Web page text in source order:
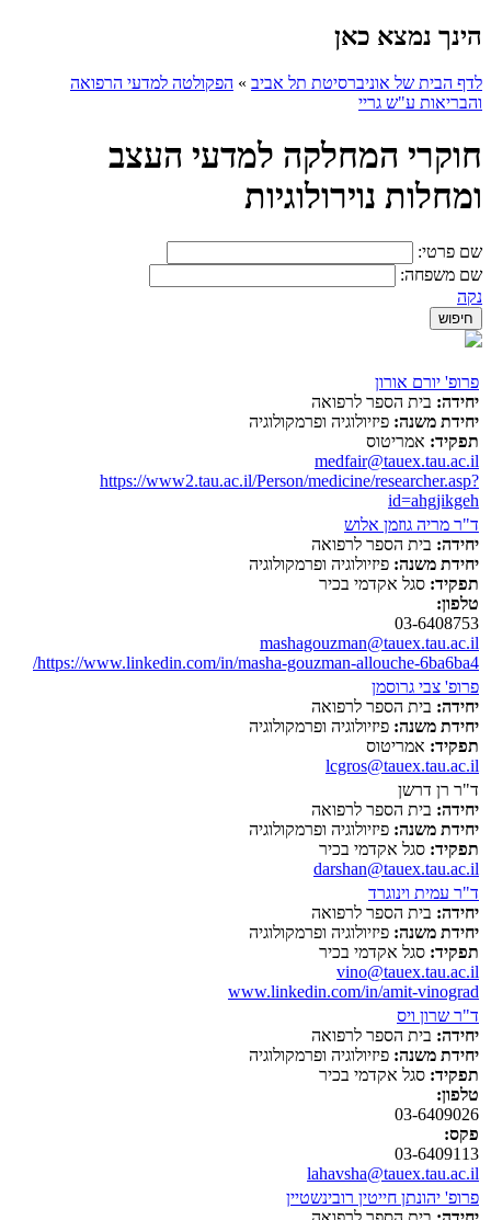
הינך נמצא כאן
לדף הבית של אוניברסיטת תל אביב » הפקולטה למדעי הרפואה
והבריאות ע"ש גריי
חוקרי המחלקה למדעי העצב
ומחלות נוירולוגיות
שם פרטי:
שם משפחה:
נקה
פרופ' יורם אורון
יחידה: בית הספר לרפואה
יחידת משנה: פיזיולוגיה ופרמקולוגיה
תפקיד: אמריטוס
medfair@tauex.tau.ac.il
https://www2.tau.ac.il/Person/medicine/researcher.asp?
id=ahgjikgeh
ד"ר מריה גוזמן אלוש
יחידה: בית הספר לרפואה
יחידת משנה: פיזיולוגיה ופרמקולוגיה
תפקיד: סגל אקדמי בכיר
טלפון:
03-6408753
mashagouzman@tauex.tau.ac.il
https://www.linkedin.com/in/masha-gouzman-allouche-6ba6ba4/
פרופ' צבי גרוסמן
יחידה: בית הספר לרפואה
יחידת משנה: פיזיולוגיה ופרמקולוגיה
תפקיד: אמריטוס
lcgros@tauex.tau.ac.il
ד"ר רן דרשן
יחידה: בית הספר לרפואה
יחידת משנה: פיזיולוגיה ופרמקולוגיה
תפקיד: סגל אקדמי בכיר
darshan@tauex.tau.ac.il
ד"ר עמית וינוגרד
יחידה: בית הספר לרפואה
יחידת משנה: פיזיולוגיה ופרמקולוגיה
תפקיד: סגל אקדמי בכיר
vino@tauex.tau.ac.il
www.linkedin.com/in/amit-vinograd
ד"ר שרון ויס
יחידה: בית הספר לרפואה
יחידת משנה: פיזיולוגיה ופרמקולוגיה
תפקיד: סגל אקדמי בכיר
טלפון:
03-6409026
פקס:
03-6409113
lahavsha@tauex.tau.ac.il
פרופ' יהונתן חייטין רובינשטיין